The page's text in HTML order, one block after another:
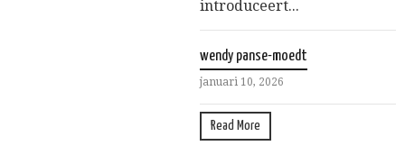
introduceert...
wendy panse-moedt
januari 10, 2026
Read More